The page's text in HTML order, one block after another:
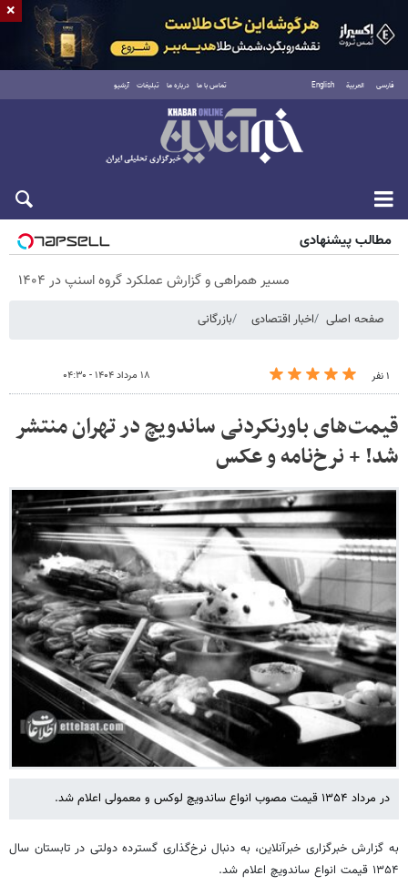
فارسی العربية English تماس با ما درباره ما تبلیغات آرشیو
پنجشنبه ۱۵ مرداد ۱۴۰۵
مطالب پیشنهادی
مسیر همراهی و گزارش عملکرد گروه اسنپ در ۱۴۰۴
صفحه اصلی اخبار اقتصادی بازرگانی
۱ نفر ۱۸ مرداد ۱۴۰۴ - ۰۴:۳۰
قیمت‌های باورنکردنی ساندویچ در تهران منتشر
شد! + نرخ‌نامه و عکس
در مرداد ۱۳۵۴ قیمت مصوب انواع ساندویچ لوکس و معمولی اعلام شد.
به گزارش خبرگزاری خبرآنلاین، به دنبال نرخ‌گذاری گسترده دولتی در تابستان سال
۱۳۵۴ قیمت انواع ساندویچ اعلام شد.
×